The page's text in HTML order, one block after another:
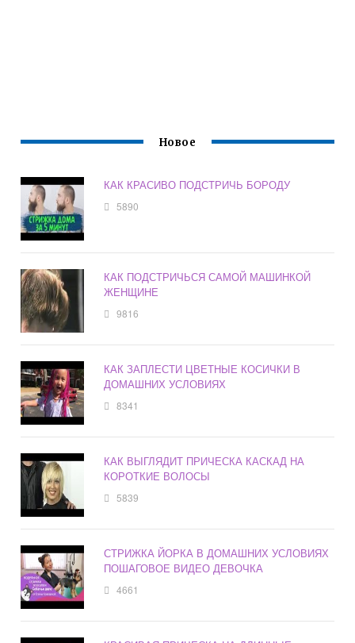
Новое
КАК КРАСИВО ПОДСТРИЧЬ БОРОДУ
5890
КАК ПОДСТРИЧЬСЯ САМОЙ МАШИНКОЙ
ЖЕНЩИНЕ
9816
КАК ЗАПЛЕСТИ ЦВЕТНЫЕ КОСИЧКИ В
ДОМАШНИХ УСЛОВИЯХ
8341
КАК ВЫГЛЯДИТ ПРИЧЕСКА КАСКАД НА
КОРОТКИЕ ВОЛОСЫ
5839
СТРИЖКА ЙОРКА В ДОМАШНИХ УСЛОВИЯХ
ПОШАГОВОЕ ВИДЕО ДЕВОЧКА
4661